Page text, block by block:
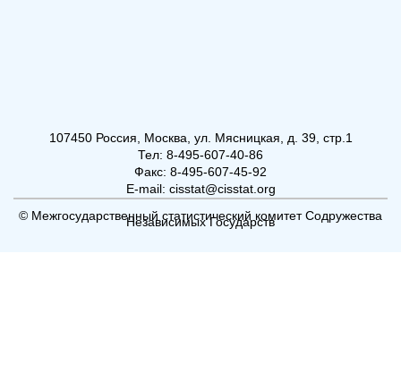
107450 Россия, Москва, ул. Мясницкая, д. 39, стр.1
Тел: 8-495-607-40-86
Факс: 8-495-607-45-92
E-mail: cisstat@cisstat.org
© Межгосударственный статистический комитет Содружества
Независимых Государств